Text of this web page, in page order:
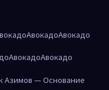
АвокадоАвокадо
АвокадоАвокадо
Азимов — Основание